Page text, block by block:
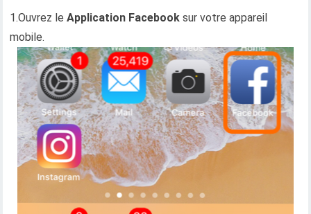
1.Ouvrez leApplication Facebook sur votre appareil
mobile.